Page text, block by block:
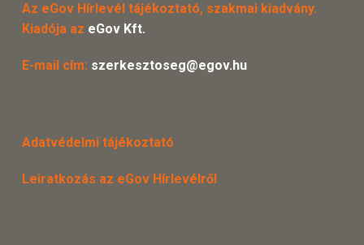
Az eGov Hírlevél tájékoztató, szakmai kiadvány.
Kiadója az eGov Kft.
E-mail cím: szerkesztoseg@egov.hu
Adatvédelmi tájékoztató
Leiratkozás az eGov Hírlevélről